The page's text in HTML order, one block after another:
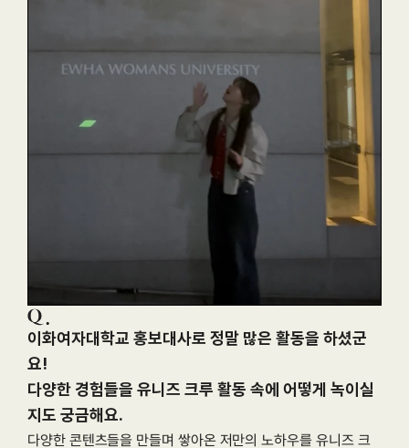
이화여자대학교 홍보대사로 정말 많은 활동을 하셨군
요!
다양한 경험들을 유니즈 크루 활동 속에 어떻게 녹이실
지도 궁금해요.
다양한 콘텐츠들을 만들며 쌓아온 저만의 노하우를 유니즈 크